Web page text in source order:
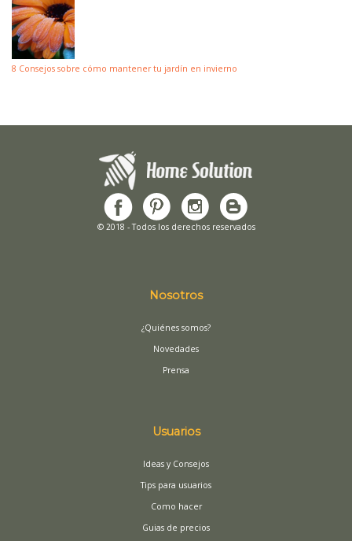
8 Consejos sobre cómo mantener tu jardín en invierno
© 2018 - Todos los derechos reservados
Nosotros
¿Quiénes somos?
Novedades
Prensa
Usuarios
Ideas y Consejos
Tips para usuarios
Como hacer
Guias de precios